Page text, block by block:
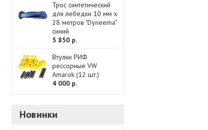
Трос синтетический
для лебедки 10 мм x
28 метров "Dyneema"
синий
5 850 р.
Втулки РИФ
рессорные VW
Amarok (12 шт.)
4 000 р.
Новинки